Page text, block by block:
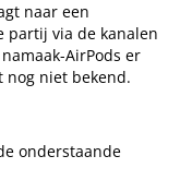
naar een
partij via de kanalen
AirPods er
nog niet bekend.
onderstaande